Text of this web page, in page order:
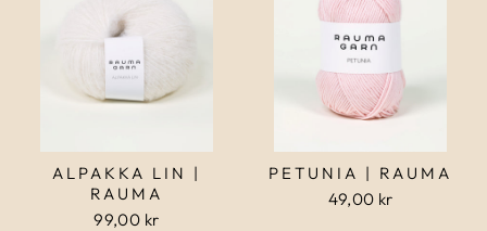
ALPAKKA LIN |
RAUMA
99,00 kr
PETUNIA | RAUMA
49,00 kr